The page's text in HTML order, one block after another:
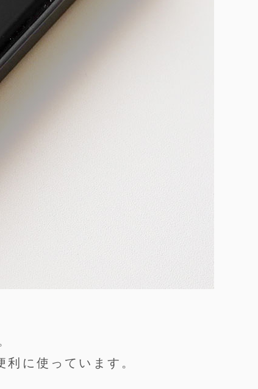
に使っています。